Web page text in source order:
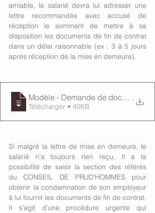
amiable, le salarié devra lui adresser une
lettre recommandée avec accusé de
réception le sommant de mettre à sa
disposition les documents de fin de contrat
dans un délai raisonnable (ex : 3 à 5 jours
après réception de la mise en demeure).
Modèle - Demande de documents
.
Télécharger • 40KB
Si malgré la lettre de mise en demeure, le
salarié n'a toujours rien reçu. Il a la
possibilité de saisir la section des référés
du CONSEIL DE PRUD'HOMMES pour
obtenir la condamnation de son employeur
à lui fournir les documents de fin de contrat.
Il s'agit d'une procédure urgente qui